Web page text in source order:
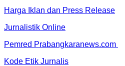
Harga Iklan dan Press Release
Jurnalistik Online
Pemred Prabangkaranews.com
Kode Etik Jurnalis